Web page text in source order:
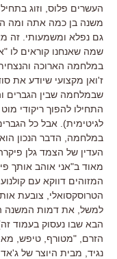
העשרים פלוס, וזוג
משנה בן כמה אתה ומה
גם נפלא ומשמעותי. זה
שמה שאנחנו קוראים לו
במלחמה הארוכה והנצחית
ז'ואן מקצועי שיודע את
שבמלחמה שבין הגברים
התחילו להפוך ריקודי
לגיטימית). אבל כל
במלחמה, הדבר הנכון הוא
העדין של הצמד גלן
מאוד ב"אני אוהב אותך
המזוהים דווקא עם
הטרוסקסואלי, צובעת
למשל, את דמות המשנה
הבא שבו נעסוק בעמוד
הזרם, "מטורף, טיפש,
נגיד, מבית היוצר של